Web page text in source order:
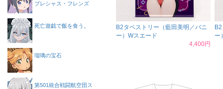
B2タペストリー（藍田美明／バニ
ー）Wスエード
4,400円
ー
プレシャス・フレンズ
死亡遊戯で飯を食う。
瑠璃の宝石
第501統合戦闘航空団ス